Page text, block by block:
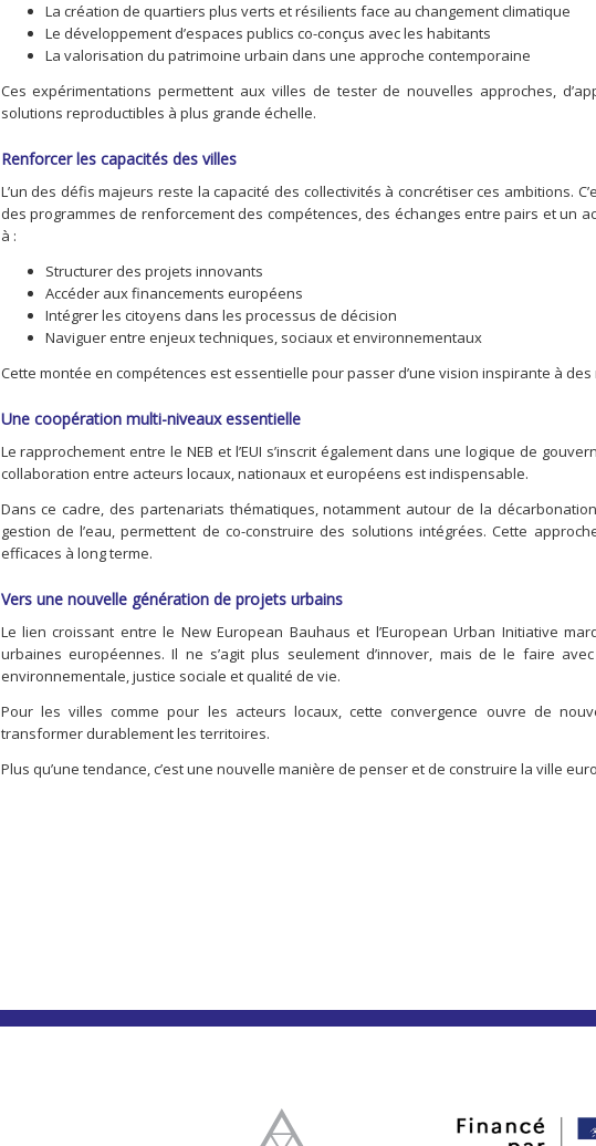
La création de quartiers plus verts et résilients face au changement climatique
Le développement d’espaces publics co-conçus avec les habitants
La valorisation du patrimoine urbain dans une approche contemporaine
Ces expérimentations permettent aux villes de tester de nouvelles approches,
solutions reproductibles à plus grande échelle.
Renforcer les capacités des villes
L’un des défis majeurs reste la capacité des collectivités à concrétiser ces ambitions.
des programmes de renforcement des compétences, des échanges entre pairs et un
à :
Structurer des projets innovants
Accéder aux financements européens
Intégrer les citoyens dans les processus de décision
Naviguer entre enjeux techniques, sociaux et environnementaux
Cette montée en compétences est essentielle pour passer d’une vision inspirante à
Une coopération multi-niveaux essentielle
Le rapprochement entre le NEB et l’EUI s’inscrit également dans une logique de
collaboration entre acteurs locaux, nationaux et européens est indispensable.
Dans ce cadre, des partenariats thématiques, notamment autour de la
gestion de l’eau, permettent de co-construire des solutions intégrées. Cette
efficaces à long terme.
Vers une nouvelle génération de projets urbains
Le lien croissant entre le New European Bauhaus et l’European Urban Initiative
urbaines européennes. Il ne s’agit plus seulement d’innover, mais de le faire
environnementale, justice sociale et qualité de vie.
Pour les villes comme pour les acteurs locaux, cette convergence ouvre de
transformer durablement les territoires.
Plus qu’une tendance, c’est une nouvelle manière de penser et de construire la ville